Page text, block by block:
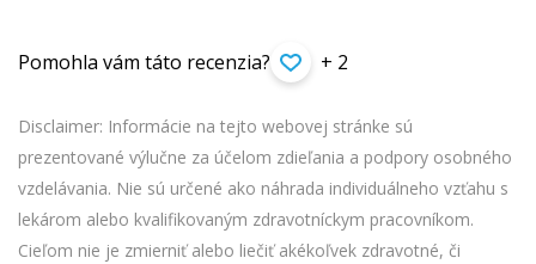
Pomohla vám táto recenzia? + 2
Disclaimer: Informácie na tejto webovej stránke sú
prezentované výlučne za účelom zdieľania a podpory osobného
vzdelávania. Nie sú určené ako náhrada individuálneho vzťahu s
lekárom alebo kvalifikovaným zdravotníckym pracovníkom.
Cieľom nie je zmierniť alebo liečiť akékoľvek zdravotné, či